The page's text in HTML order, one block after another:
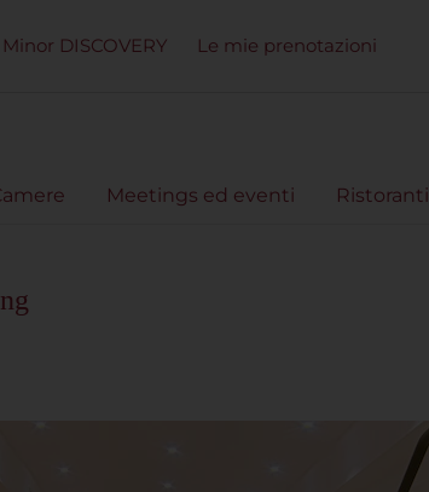
Minor DISCOVERY Le mie prenotazioni
Meetings ed eventi Ristoranti